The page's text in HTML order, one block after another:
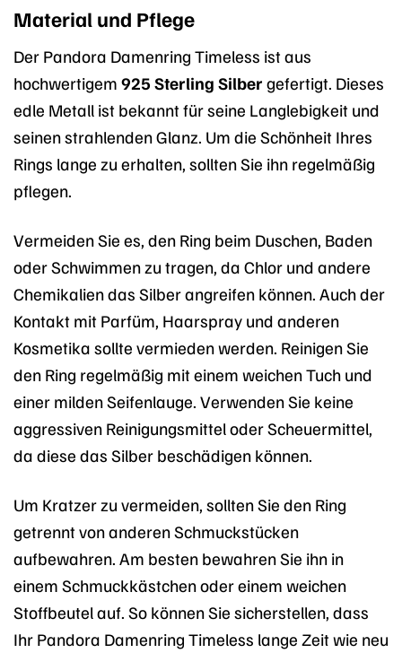
Material und Pflege
Der Pandora Damenring Timeless ist aus
hochwertigem 925 Sterling Silber gefertigt. Dieses
edle Metall ist bekannt für seine Langlebigkeit und
seinen strahlenden Glanz. Um die Schönheit Ihres
Rings lange zu erhalten, sollten Sie ihn regelmäßig
pflegen.
Vermeiden Sie es, den Ring beim Duschen, Baden
oder Schwimmen zu tragen, da Chlor und andere
Chemikalien das Silber angreifen können. Auch der
Kontakt mit Parfüm, Haarspray und anderen
Kosmetika sollte vermieden werden. Reinigen Sie
den Ring regelmäßig mit einem weichen Tuch und
einer milden Seifenlauge. Verwenden Sie keine
aggressiven Reinigungsmittel oder Scheuermittel,
da diese das Silber beschädigen können.
Um Kratzer zu vermeiden, sollten Sie den Ring
getrennt von anderen Schmuckstücken
aufbewahren. Am besten bewahren Sie ihn in
einem Schmuckkästchen oder einem weichen
Stoffbeutel auf. So können Sie sicherstellen, dass
Ihr Pandora Damenring Timeless lange Zeit wie neu